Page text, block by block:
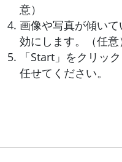
意）
画像や写真が傾い
効にします。（任意
「Start」をクリッ
任せてください。